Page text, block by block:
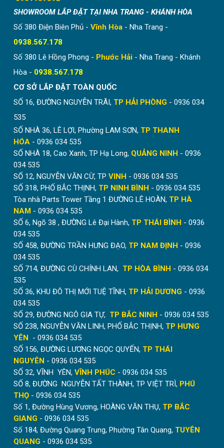
SHOWROOM LẮP ĐẶT TẠI NHA TRANG - KHÁNH HÒA
Số 380 Điện Biên Phủ - Vĩnh Hòa - Nha Trang -
0938.567.178
Số 380 Lê Hồng Phong - Phước Hải - Nha Trang - Khánh
Hòa - 0938.567.178
CƠ SỞ LẮP ĐẶT TOÀN QUỐC
SỐ 16, ĐƯỜNG NGUYỄN TRÃI, TP HẢI PHÒNG - 0936 034
535
SỐ NHÀ 36, LÊ LỢI, Phường LAM SƠN, TP THANH
HÓA - 0936 034 535
SỐ NHÀ 18, Cao Xanh, TP Hạ Long, QUẢNG NINH - 0936
034 535
SỐ 12, NGUYỄN VĂN CỪ, TP VINH - 0936 034 535
SỐ 318, PHỐ BẮC THỊNH, TP NINH BÌNH - 0936 034 535
Tòa nhà Parts Tower Tầng 1 ĐƯỜNG LÊ HOÀN, TP HÀ
NAM - 0936 034 535
SỐ 6, Ngõ 38 , ĐƯỜNG Lê Đại Hành, TP THÁI BÌNH - 0936
034 535
SỐ 458, ĐƯỜNG TRẦN HƯNG ĐẠO, TP NAM ĐỊNH - 0936
034 535
SỐ 714, ĐƯỜNG CÙ CHÍNH LAN, TP HÒA BÌNH - 0936 034
535
SỐ 36, KHU ĐÔ THỊ MỚI TUỆ TĨNH, TP HẢI DƯƠNG - 0936
034 535
SỐ 29, ĐƯỜNG NGÔ GIA TỰ, TP BẮC NINH - 0936 034 535
SỐ 238, NGUYỄN VĂN LINH, PHỐ BẮC THỊNH, TP HƯNG
YÊN - 0936 034 535
SỐ 156, ĐƯỜNG LƯƠNG NGỌC QUYẾN, TP THÁI
NGUYÊN - 0936 034 535
SỐ 32, VĨNH YÊN, VĨNH PHÚC - 0936 034 535
SỐ 8, ĐƯỜNG NGUYỄN TẤT THÀNH, TP VIỆT TRÌ, PHÚ
THỌ - 0936 034 535
Số 1, Đường Hùng Vương, HOÀNG VĂN THỤ, TP BẮC
GIANG - 0936 034 535
Số 184, Đường Quang Trung, Phường Tân Quang, TUYÊN
QUANG - 0936 034 535